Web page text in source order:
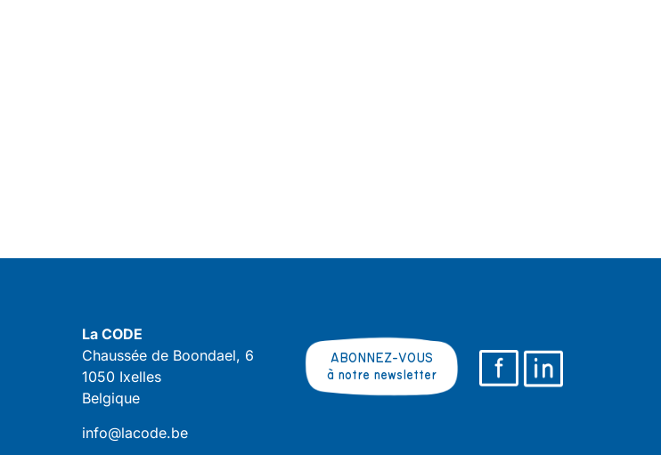
La CODE
Chaussée de Boondael, 6
1050 Ixelles
Belgique
info@lacode.be
ABONNEZ-VOUS
à notre newsletter